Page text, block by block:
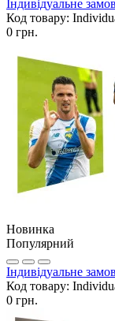
Індивідуальне
Код товару:
0 грн.
Новинка
Популярний
Індивідуальне
Код товару:
0 грн.